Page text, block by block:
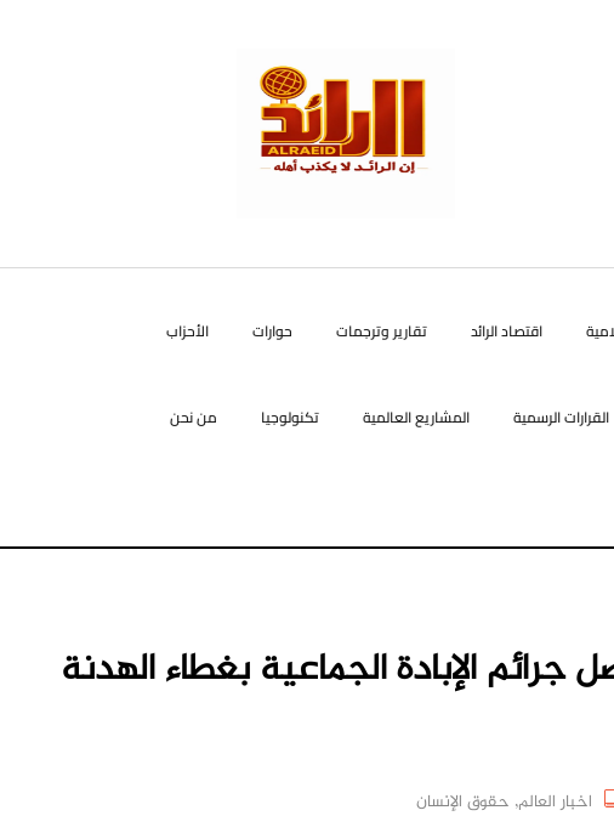
اقتصاد الرائد تقارير وترجمات حوارات الأحزاب
القرارات الرسمية المشاريع العالمية تكنولوجيا من نحن
جرائم الإبادة الجماعية بغطاء الهدنة
اخبار العالم, حقوق الإنسان